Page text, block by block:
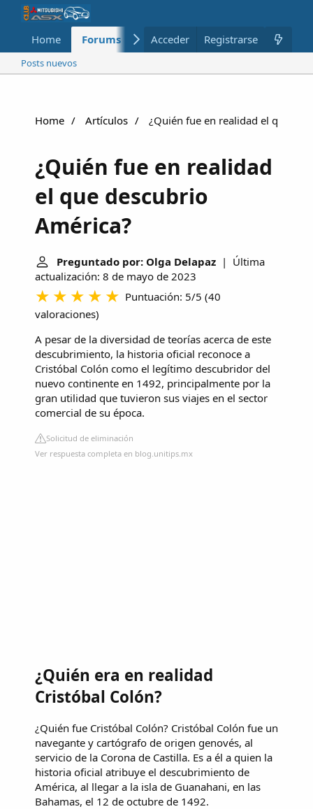
Home Forums Nuevo Miembros
Acceder Registrarse
Posts nuevos
Home Artículos ¿Quién fue en realidad el que
¿Quién fue en realidad
el que descubrio
América?
Preguntado por: Olga Delapaz | Última
actualización: 8 de mayo de 2023
Puntuación: 5/5 (40
valoraciones)
A pesar de la diversidad de teorías acerca de este
descubrimiento, la historia oficial reconoce a
Cristóbal Colón como el legítimo descubridor del
nuevo continente en 1492, principalmente por la
gran utilidad que tuvieron sus viajes en el sector
comercial de su época.
Solicitud de eliminación
Ver respuesta completa en blog.unitips.mx
¿Quién era en realidad
Cristóbal Colón?
¿Quién fue Cristóbal Colón? Cristóbal Colón fue un
navegante y cartógrafo de origen genovés, al
servicio de la Corona de Castilla. Es a él a quien la
historia oficial atribuye el descubrimiento de
América, al llegar a la isla de Guanahani, en las
Bahamas, el 12 de octubre de 1492.